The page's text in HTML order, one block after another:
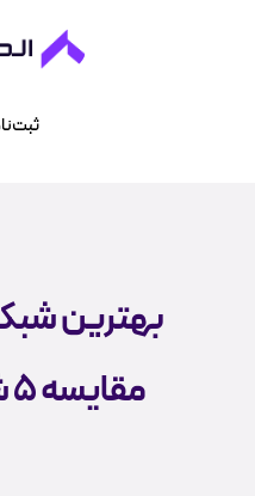
بهترین
مقایسه ۵ شبکه برتر USDT